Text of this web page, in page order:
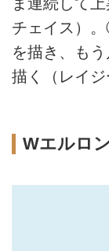
チェイス）
を描き、も
描く（レイジ
Wエルロ